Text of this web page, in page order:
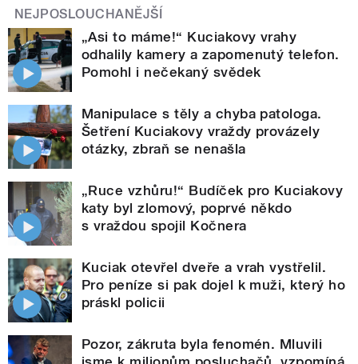
NEJPOSLOUCHANĚJŠÍ
„Asi to máme!“ Kuciakovy vrahy
odhalily kamery a zapomenutý telefon.
Pomohl i nečekaný svědek
Manipulace s těly a chyba patologa.
Šetření Kuciakovy vraždy provázely
otázky, zbraň se nenašla
„Ruce vzhůru!“ Budíček pro Kuciakovy
katy byl zlomový, poprvé někdo
s vraždou spojil Kočnera
Kuciak otevřel dveře a vrah vystřelil.
Pro peníze si pak dojel k muži, který ho
práskl policii
Pozor, zákruta byla fenomén. Mluvili